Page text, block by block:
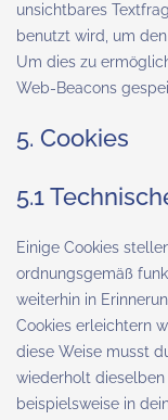
unsichtbares
benutzt wird, um
Um dies zu
Web-Beacons
5. Cookies
5.1
Einige Cookies
ordnungsgemäß
weiterhin in
Cookies erleichtern
diese Weise musst
wiederholt dieselben
beispielsweise in